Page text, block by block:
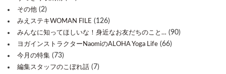
その他 (2)
みえステキWOMAN FILE (126)
みんなに知ってほしいな！身近なお友だちのこと… (90)
ヨガインストラクターNaomiのALOHA Yoga Life (66)
今月の特集 (73)
編集スタッフのこぼれ話 (7)